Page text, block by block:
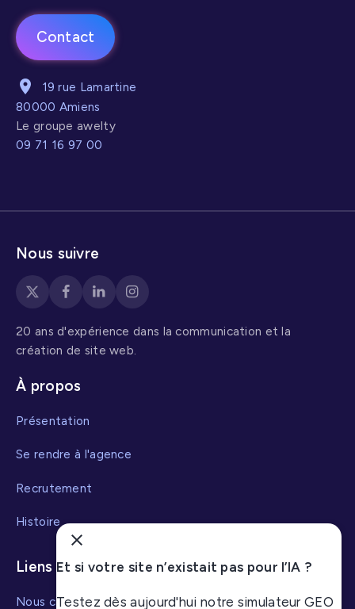
Contact
19 rue Lamartine
80000 Amiens
Le groupe awelty
09 71 16 97 00
Nous suivre
20 ans d'expérience dans la communication et la
création de site web.
À propos
Présentation
Se rendre à l'agence
Recrutement
Histoire
Liens utiles
Nous contacter
Et si votre site n’existait pas pour l’IA ?
Testez dès aujourd'hui notre simulateur GEO